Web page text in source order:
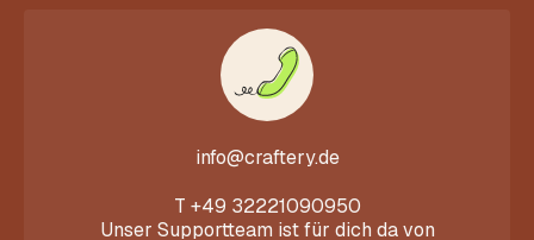
info@craftery.de
T +49 32221090950
Unser Supportteam ist für dich da von